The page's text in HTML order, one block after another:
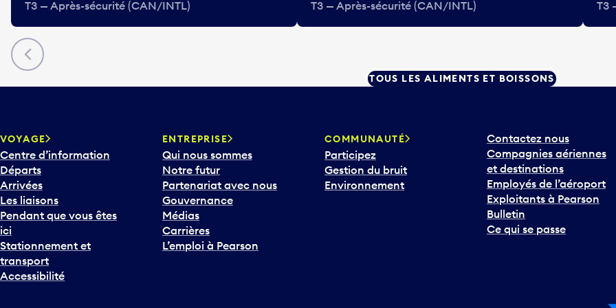
Précédent
T3 — Après-sécurité (CAN/INTL) T3 — Après-sécurité (CAN/INTL)
T3
TOUS LES ALIMENTS ET BOISSONS
VOYAGE
Centre d’information
Départs
Arrivées
Les liaisons
Pendant que vous êtes
ici
Stationnement et
transport
Accessibilité
ENTREPRISE
Qui nous sommes
Notre futur
Partenariat avec nous
Gouvernance
Médias
Carrières
L’emploi à Pearson
COMMUNAUTÉ
Participez
Gestion du bruit
Environnement
Contactez nous
Compagnies aériennes
et destinations
Employés de l’aéroport
Exploitants à Pearson
Bulletin
Ce qui se passe